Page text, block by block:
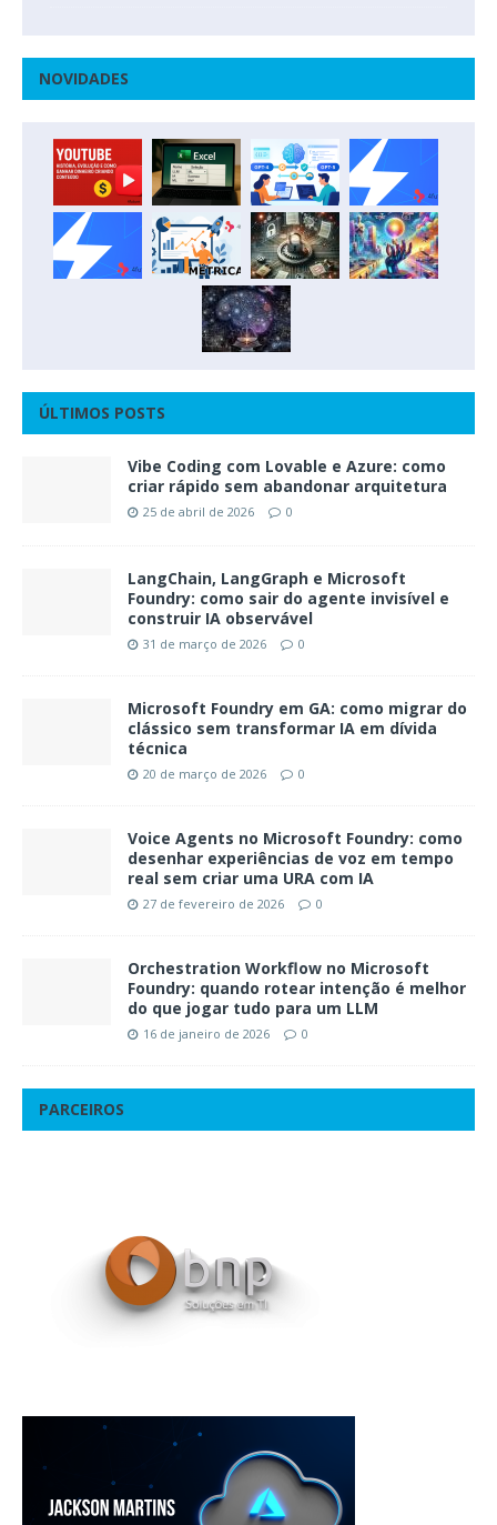
NOVIDADES
ÚLTIMOS POSTS
Vibe Coding com Lovable e Azure: como
criar rápido sem abandonar arquitetura
25 de abril de 2026 0
LangChain, LangGraph e Microsoft
Foundry: como sair do agente invisível e
construir IA observável
31 de março de 2026 0
Microsoft Foundry em GA: como migrar do
clássico sem transformar IA em dívida
técnica
20 de março de 2026 0
Voice Agents no Microsoft Foundry: como
desenhar experiências de voz em tempo
real sem criar uma URA com IA
27 de fevereiro de 2026 0
Orchestration Workflow no Microsoft
Foundry: quando rotear intenção é melhor
do que jogar tudo para um LLM
16 de janeiro de 2026 0
PARCEIROS